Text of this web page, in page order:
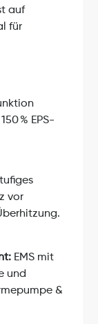
auf
für
% EPS-
vor
EMS mit
und
&